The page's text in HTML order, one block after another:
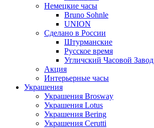
Немецкие часы
Bruno Sohnle
UNION
Сделано в России
Штурманские
Русское время
Угличский Часовой Завод
Акция
Интерьерные часы
Украшения
Украшения Brosway
Украшения Lotus
Украшения Bering
Украшения Cerutti